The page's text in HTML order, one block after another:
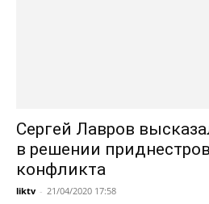
Сергей Лавров
в решении
конфликта
liktv - 21/04/2020 17:58